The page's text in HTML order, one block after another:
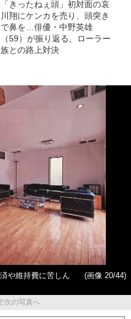
「きったねぇ頭」初対面の哀
川翔にケンカを売り、頭突き
族との路上対決